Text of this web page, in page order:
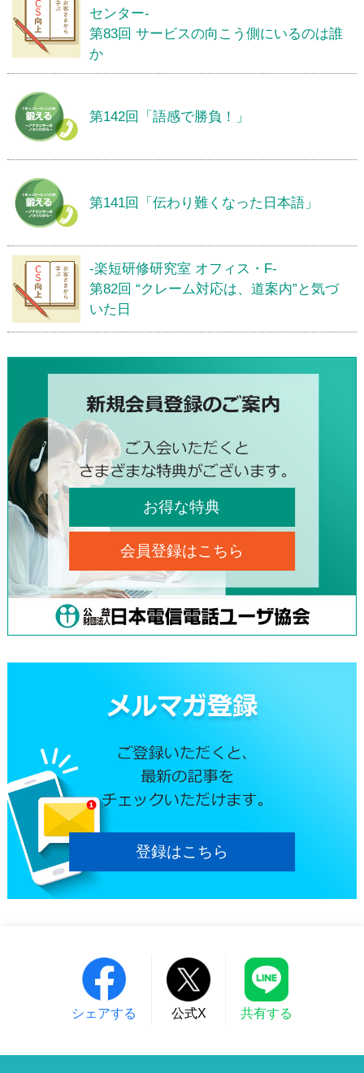
センター-
第83回 サービスの向こう側にいるのは誰
か
第142回「語感で勝負！」
第141回「伝わり難くなった日本語」
-楽短研修研究室 オフィス・F-
第82回 “クレーム対応は、道案内”と気づ
いた日
お得な特典
会員登録はこちら
登録はこちら
シェアする 公式X 共有する